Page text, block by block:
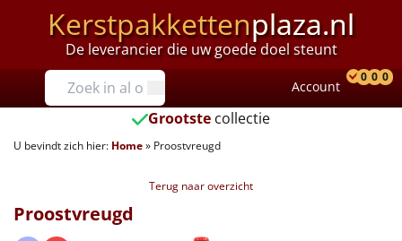
Kerstpakkettenplaza.nl
De leverancier die uw goede doel steunt
Prijzen
Tot €25
€25 tot €35
€40 tot €45
Account
0 0 0
Grootste collectie
U bevindt zich hier: Home» Proostvreugd
Terug naar overzicht
Proostvreugd